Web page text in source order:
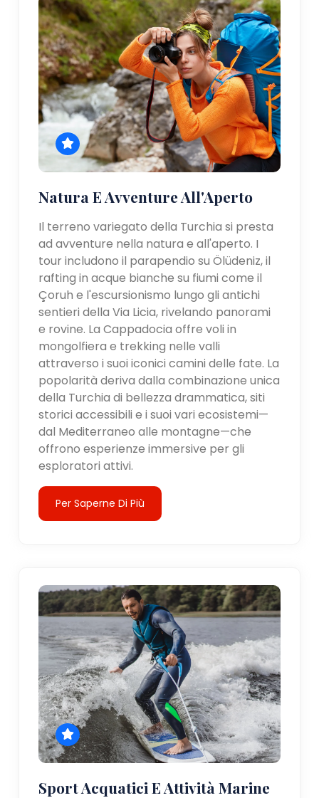
Natura E Avventure All'Aperto
Il terreno variegato della Turchia si presta
ad avventure nella natura e all'aperto. I
tour includono il parapendio su Ölüdeniz, il
rafting in acque bianche su fiumi come il
Çoruh e l'escursionismo lungo gli antichi
sentieri della Via Licia, rivelando panorami
e rovine. La Cappadocia offre voli in
mongolfiera e trekking nelle valli
attraverso i suoi iconici camini delle fate. La
popolarità deriva dalla combinazione unica
della Turchia di bellezza drammatica, siti
storici accessibili e i suoi vari ecosistemi—
dal Mediterraneo alle montagne—che
offrono esperienze immersive per gli
esploratori attivi.
Per Saperne Di Più
Sport Acquatici E Attività Marine